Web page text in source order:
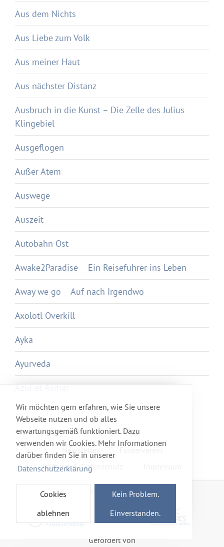
Wir möchten gern erfahren, wie Sie unsere
Webseite nutzen und ob alles
erwartungsgemäß funktioniert. Dazu
verwenden wir Cookies. Mehr Informationen
darüber finden Sie in unserer
Datenschutzerklärung
Cookies
ablehnen
Kein Problem.
Einverstanden.
Aus dem Nichts
Aus Liebe zum Volk
Aus meiner Haut
Aus nächster Distanz
Ausbruch in die Kunst – Die Zelle des Julius
Klingebiel
Ausgeflogen
Außer Atem
Auswege
Auszeit
Autobahn Ost
Awake2Paradise – Ein Reiseführer ins Leben
Away we go – Auf nach Irgendwo
Axolotl Overkill
Ayka
Ayurveda
Azur et Asmar
Newsletter
Haftung & Datenschutz
Mitglied im Netzwerk
Gefördert von